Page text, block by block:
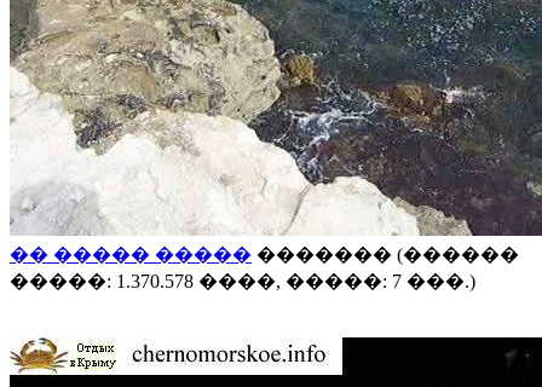
�� ����� ����� ������� (������
�����: 1.370.578 ����, �����: 7 ���.)